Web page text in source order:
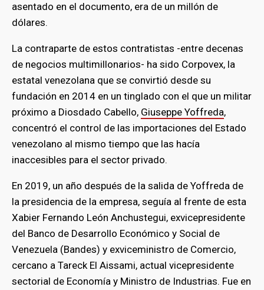
asentado en el documento, era de un millón de
dólares.
La contraparte de estos contratistas -entre decenas
de negocios multimillonarios- ha sido Corpovex, la
estatal venezolana que se convirtió desde su
fundación en 2014 en un tinglado con el que un militar
próximo a Diosdado Cabello, Giuseppe Yoffreda,
concentró el control de las importaciones del Estado
venezolano al mismo tiempo que las hacía
inaccesibles para el sector privado.
En 2019, un año después de la salida de Yoffreda de
la presidencia de la empresa, seguía al frente de esta
Xabier Fernando León Anchustegui, exvicepresidente
del Banco de Desarrollo Económico y Social de
Venezuela (Bandes) y exviceministro de Comercio,
cercano a Tareck El Aissami, actual vicepresidente
sectorial de Economía y Ministro de Industrias. Fue en